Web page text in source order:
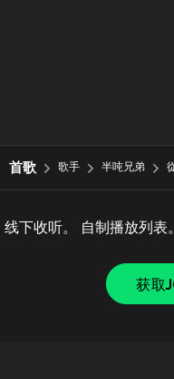
首歌 歌手 半吨兄弟
线下收听。 自制播放列表
获取